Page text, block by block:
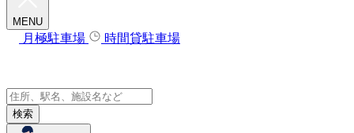
MENU
月極駐車場 時間貸駐車場
検索